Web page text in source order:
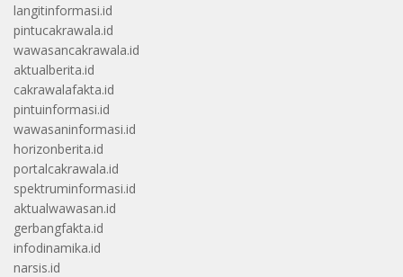
langitinformasi.id
pintucakrawala.id
wawasancakrawala.id
aktualberita.id
cakrawalafakta.id
pintuinformasi.id
wawasaninformasi.id
horizonberita.id
portalcakrawala.id
spektruminformasi.id
aktualwawasan.id
gerbangfakta.id
infodinamika.id
narsis.id